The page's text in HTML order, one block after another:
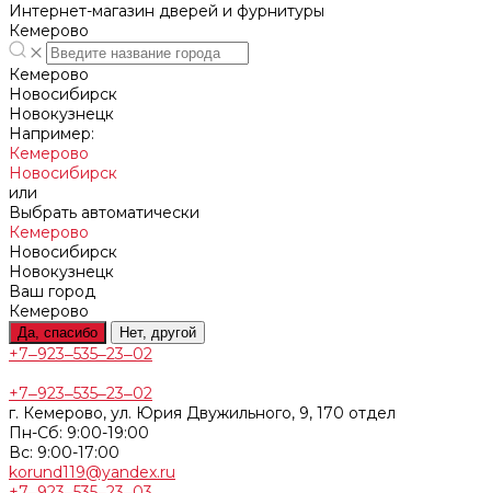
Интернет-магазин дверей и фурнитуры
Кемерово
Кемерово
Новосибирск
Новокузнецк
Например:
Кемерово
Новосибирск
или
Выбрать автоматически
Кемерово
Новосибирск
Новокузнецк
Ваш город
Кемерово
Да, спасибо Нет, другой
+7‒923‒535‒23‒02
+7‒923‒535‒23‒02
г. Кемерово, ул. Юрия Двужильного, 9, 170 отдел
Пн-Сб: 9:00-19:00
Вс: 9:00-17:00
korund119@yandex.ru